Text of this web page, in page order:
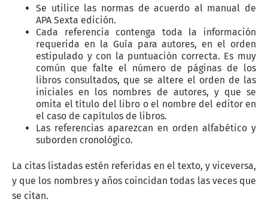
Se utilice las normas de acuerdo al manual de
APA Sexta edición.
Cada referencia contenga toda la información
requerida en la Guía para autores, en el orden
estipulado y con la puntuación correcta. Es muy
común que falte el número de páginas de los
libros consultados, que se altere el orden de las
iniciales en los nombres de autores, y que se
omita el título del libro o el nombre del editor en
el caso de capítulos de libros.
Las referencias aparezcan en orden alfabético y
suborden cronológico.
La citas listadas estén referidas en el texto, y viceversa,
y que los nombres y años coincidan todas las veces que
se citan.